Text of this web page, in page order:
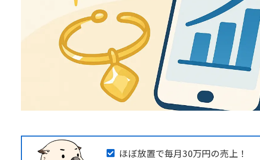
ほぼ放置で毎月30万円の売上！